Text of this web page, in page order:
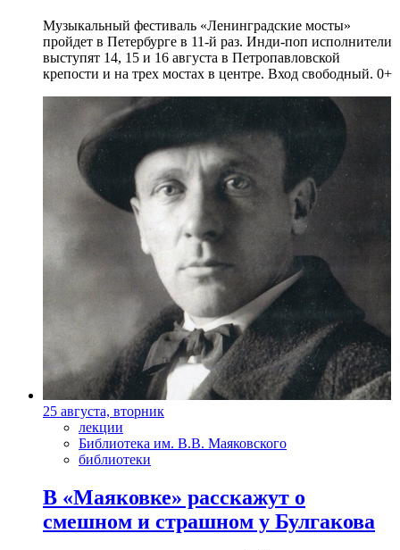
Музыкальный фестиваль «Ленинградские мосты»
пройдет в Петербурге в 11-й раз. Инди-поп исполнители
выступят 14, 15 и 16 августа в Петропавловской
крепости и на трех мостах в центре. Вход свободный. 0+
25 августа, вторник
лекции
Библиотека им. В.В. Маяковского
библиотеки
В «Маяковке» расскажут о
смешном и страшном у Булгакова